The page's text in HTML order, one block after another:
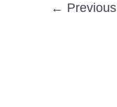
← Previous